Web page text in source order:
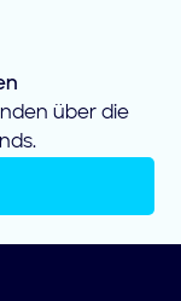
über die